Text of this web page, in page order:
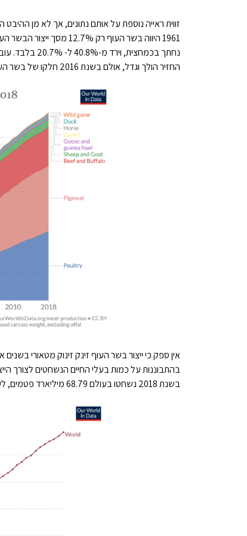
זווית ראייה נוספת על אותם נתונים, אך לא מן
נחתך
החזיר הולך וגדל, אולם בשנת 2016 חלקו של בשר העוף משתווה אליו, ואף עולה על כך.
אין ספק כי ייצור בשר העוף זינק זינוק מטאורי
בהתבוננות על כמות בעלי החיים הנשחטים לצורך
בשנת 2018 נשחטו בעולם 68.79 מיליארד פטמים, לעומת 1.48 מיליארד חזירים, ו'רק' 0.3 מיליארד ראשי בקר.